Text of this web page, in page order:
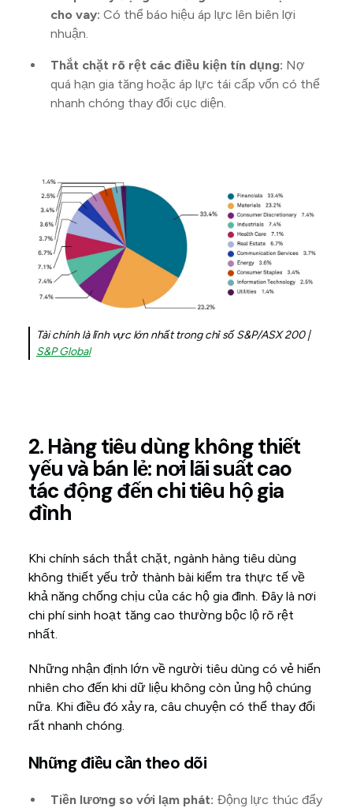
cho vay: Có thể báo hiệu áp lực lên biên lợi
nhuận.
Thắt chặt rõ rệt các điều kiện tín dụng: Nợ
quá hạn gia tăng hoặc áp lực tái cấp vốn có thể
nhanh chóng thay đổi cục diện.
Tài chính là lĩnh vực lớn nhất trong chỉ số S&P/ASX 200 |
S&P Global
2. Hàng tiêu dùng không thiết
yếu và bán lẻ: nơi lãi suất cao
tác động đến chi tiêu hộ gia
đình
Khi chính sách thắt chặt, ngành hàng tiêu dùng
không thiết yếu trở thành bài kiểm tra thực tế về
khả năng chống chịu của các hộ gia đình. Đây là nơi
chi phí sinh hoạt tăng cao thường bộc lộ rõ rệt
nhất.
Những nhận định lớn về người tiêu dùng có vẻ hiển
nhiên cho đến khi dữ liệu không còn ủng hộ chúng
nữa. Khi điều đó xảy ra, câu chuyện có thể thay đổi
rất nhanh chóng.
Những điều cần theo dõi
Tiền lương so với lạm phát: Động lực thúc đẩy